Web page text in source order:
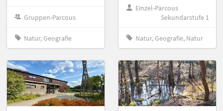
Gruppen-Parcous
Natur, Geografie
Einzel-Parcous
Sekundarstufe 1
Natur, Geografie, Natur